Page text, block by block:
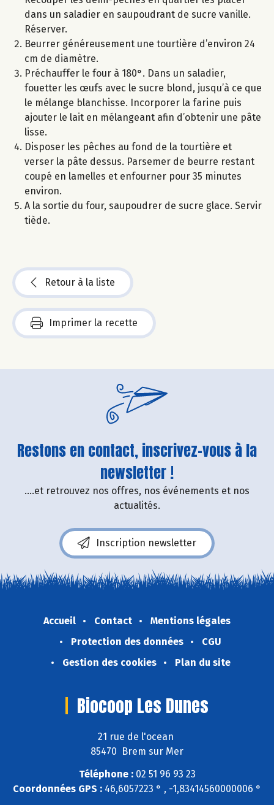
dans un saladier en saupoudrant de sucre vanille.
Réserver.
Beurrer généreusement une tourtière d’environ 24
cm de diamètre.
Préchauffer le four à 180°. Dans un saladier,
fouetter les œufs avec le sucre blond, jusqu’à ce que
le mélange blanchisse. Incorporer la farine puis
ajouter le lait en mélangeant afin d’obtenir une pâte
lisse.
Disposer les pêches au fond de la tourtière et
verser la pâte dessus. Parsemer de beurre restant
coupé en lamelles et enfourner pour 35 minutes
environ.
A la sortie du four, saupoudrer de sucre glace. Servir
tiède.
Retour à la liste
Imprimer la recette
Restons en contact, inscrivez-vous à la
newsletter !
....et retrouvez nos offres, nos événements et nos
actualités.
Inscription newsletter
Accueil Contact
Mentions légales
Protection des données
CGU
Gestion des cookies
Plan du site
Biocoop Les Dunes
21 rue de l'ocean
85470 Brem sur Mer
Téléphone :02 51 96 93 23
Coordonnées GPS : 46,6057223 ° , -1,83414560000006 °